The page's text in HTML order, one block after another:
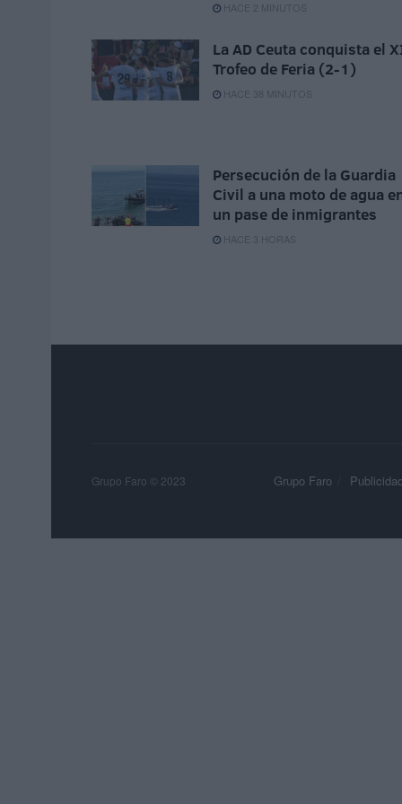
HACE 2 MINUTOS
La AD Ceuta conquista el
Trofeo de Feria (2-1)
HACE 38 MINUTOS
Persecución de la Guardia
Civil a una moto de agua
un pase de inmigrantes
HACE 3 HORAS
Grupo Faro Publicidad
Grupo Faro © 2023